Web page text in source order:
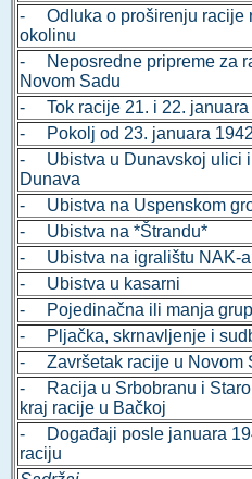
- Odluka o proširenju racije
okolinu
- Neposredne pripreme za
Novom Sadu
- Tok racije 21. i 22. januara
- Pokolj od 23. januara 1942
- Ubistva u Dunavskoj ulici i
Dunava
- Ubistva na Uspenskom
- Ubistva na *Štrandu*
- Ubistva na igralištu NAK-a
- Ubistva u kasarni
- Pojedinačna ili manja
- Pljačka, skrnavljenje i
- Završetak racije u Novom
- Racija u Srbobranu i
kraj racije u Bačkoj
- Događaji posle januara
raciju